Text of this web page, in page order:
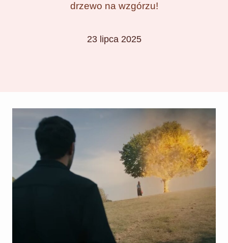
drzewo na wzgórzu!
23 lipca 2025